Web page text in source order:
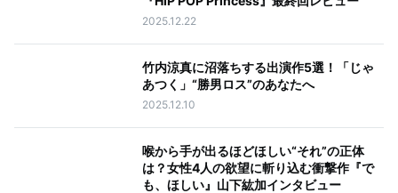
2025.12.22
竹内涼真に沼落ちする出演作5選！「じゃ
あつく」“勝男ロス”のあなたへ
2025.12.10
喉から手が出るほどほしい“それ”の正体
は？女性4人の欲望に斬り込む衝撃作『で
も、ほしい』山下紘加インタビュー